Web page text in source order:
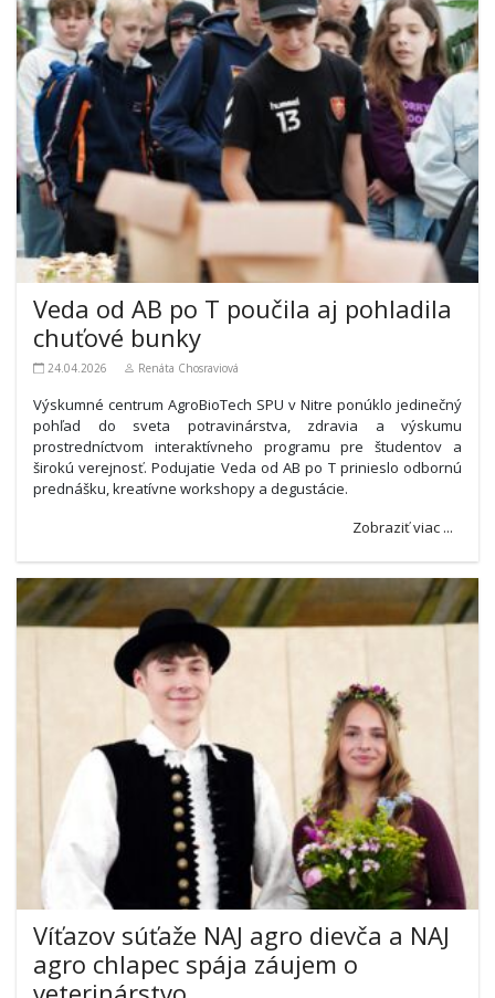
Veda od AB po T poučila aj pohladila
chuťové bunky
24.04.2026 Renáta Chosraviová
Výskumné centrum AgroBioTech SPU v Nitre ponúklo jedinečný
pohľad do sveta potravinárstva, zdravia a výskumu
prostredníctvom interaktívneho programu pre študentov a
širokú verejnosť. Podujatie Veda od AB po T prinieslo odbornú
prednášku, kreatívne workshopy a degustácie.
Zobraziť viac ...
Víťazov súťaže NAJ agro dievča a NAJ
agro chlapec spája záujem o